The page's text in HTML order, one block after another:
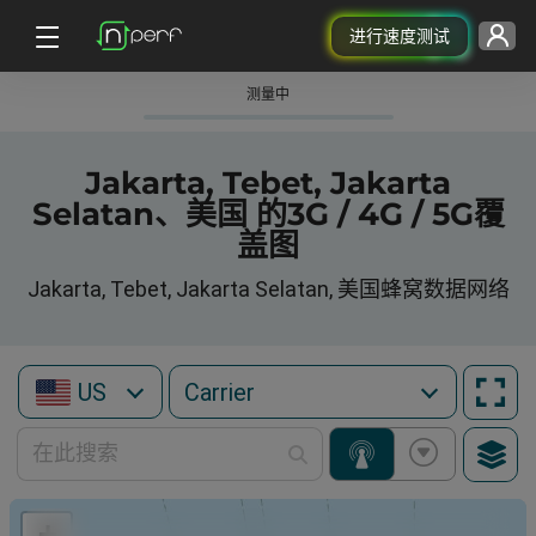
进行速度测试
测量中
Jakarta, Tebet, Jakarta
Selatan、美国 的3G / 4G / 5G覆
盖图
Jakarta, Tebet, Jakarta Selatan, 美国蜂窝数据网络
US